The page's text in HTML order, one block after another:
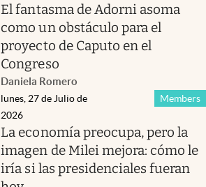
El fantasma de Adorni asoma
como un obstáculo para el
proyecto de Caputo en el
Congreso
Daniela Romero
Members
lunes, 27 de Julio de
2026
La economía preocupa, pero la
imagen de Milei mejora: cómo le
iría si las presidenciales fueran